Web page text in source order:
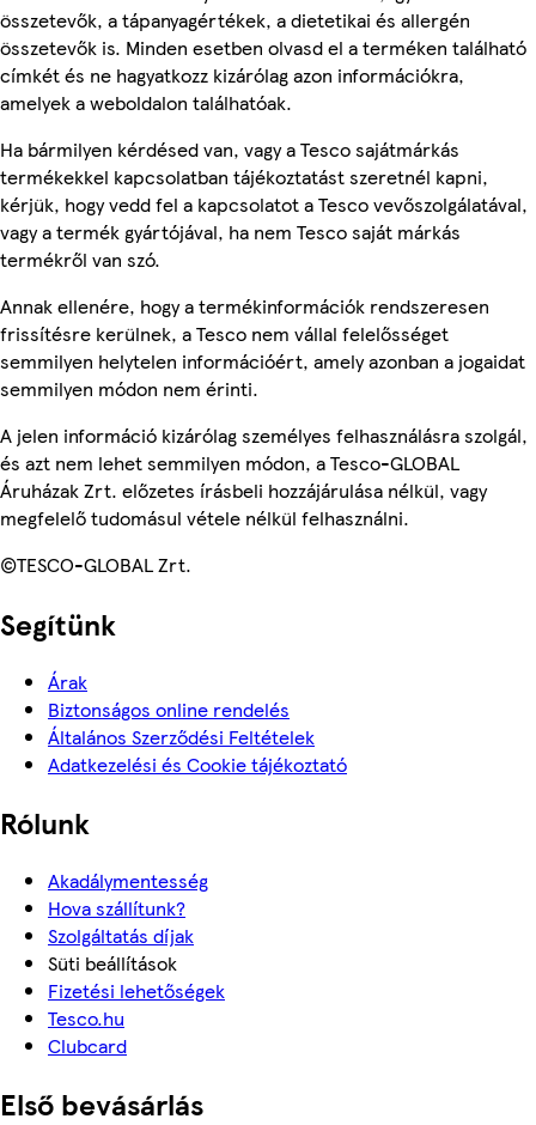
összetevők, a tápanyagértékek, a dietetikai és allergén
összetevők is. Minden esetben olvasd el a terméken található
címkét és ne hagyatkozz kizárólag azon információkra,
amelyek a weboldalon találhatóak.
Ha bármilyen kérdésed van, vagy a Tesco sajátmárkás
termékekkel kapcsolatban tájékoztatást szeretnél kapni,
kérjük, hogy vedd fel a kapcsolatot a Tesco vevőszolgálatával,
vagy a termék gyártójával, ha nem Tesco saját márkás
termékről van szó.
Annak ellenére, hogy a termékinformációk rendszeresen
frissítésre kerülnek, a Tesco nem vállal felelősséget
semmilyen helytelen információért, amely azonban a jogaidat
semmilyen módon nem érinti.
A jelen információ kizárólag személyes felhasználásra szolgál,
és azt nem lehet semmilyen módon, a Tesco-GLOBAL
Áruházak Zrt. előzetes írásbeli hozzájárulása nélkül, vagy
megfelelő tudomásul vétele nélkül felhasználni.
©TESCO-GLOBAL Zrt.
Segítünk
Árak
Biztonságos online rendelés
Általános Szerződési Feltételek
Adatkezelési és Cookie tájékoztató
Rólunk
Akadálymentesség
Hova szállítunk?
Szolgáltatás díjak
Süti beállítások
Fizetési lehetőségek
Tesco.hu
Clubcard
Első bevásárlás